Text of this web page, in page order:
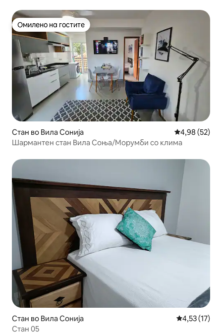
Омилено на гостите
Омилено на гостите
Стан во Вила Сонија Просечна
4,98 (52)
Шармантен стан Вила Соња/Морумби со клима
Стан во Вила Сонија Просечна
4,53 (17)
Стан 05